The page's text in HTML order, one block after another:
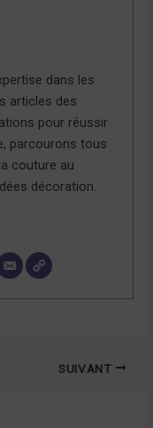
dans les
articles des
pour réussir
parcourons tous
couture au
décoration.
SUIVANT